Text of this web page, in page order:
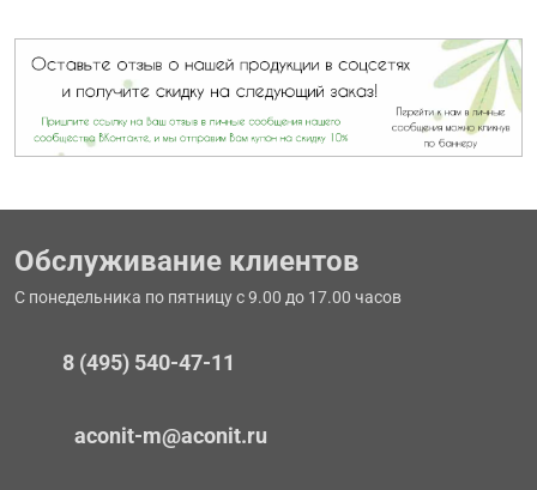
Обслуживание клиентов
С понедельника по пятницу с 9.00 до 17.00 часов
8 (495) 540-47-11
aconit-m@aconit.ru